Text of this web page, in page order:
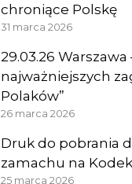
chroniące Polskę
31 marca 2026
29.03.26
najważniejszych
Polaków”
26 marca 2026
Druk do pobrania
zamachu na
25 marca 2026